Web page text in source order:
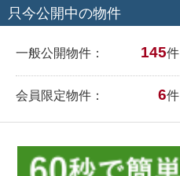
只今公開中の物件
一般公開物件： 145件
会員限定物件： 6件